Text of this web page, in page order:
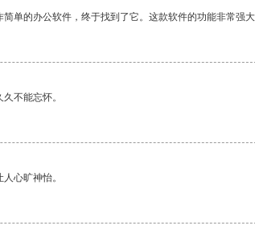
单的办公软件，终于找到了它。这款软件的功能非常强
不能忘怀。
心旷神怡。